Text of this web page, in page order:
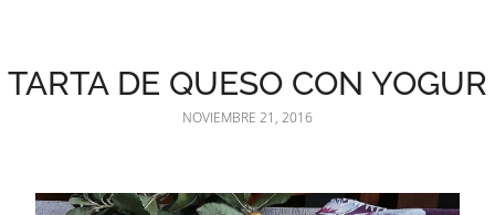
TARTA DE QUESO CON YOGUR
NOVIEMBRE 21, 2016